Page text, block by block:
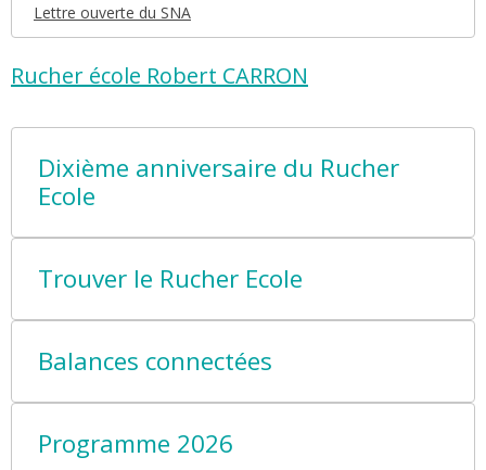
Lettre ouverte du SNA
Rucher école Robert CARRON
Dixième anniversaire du Rucher
Ecole
Trouver le Rucher Ecole
Balances connectées
Programme 2026